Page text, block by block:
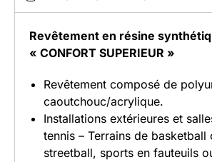
Revêtement en résine
« CONFORT SUPERIEUR »
Revêtement composé de
caoutchouc/acrylique.
Installations extérieures et
tennis – Terrains de basketball
streetball, sports en fauteuils